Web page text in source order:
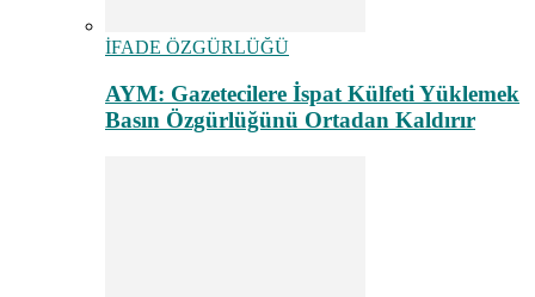
İFADE ÖZGÜRLÜĞÜ
AYM: Gazetecilere İspat Külfeti Yüklemek
Basın Özgürlüğünü Ortadan Kaldırır